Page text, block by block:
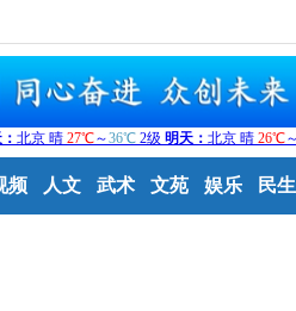
频 人文 武术 文苑 娱乐 民生